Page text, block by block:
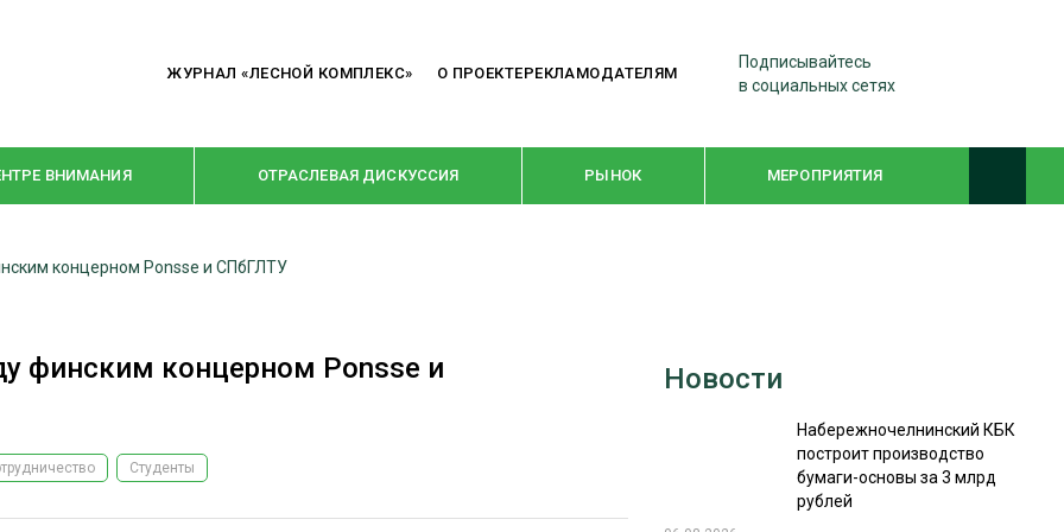
ЖУРНАЛ «ЛЕСНОЙ КОМПЛЕКС» О ПРОЕКТЕРЕКЛАМОДАТЕЛЯМ
Подписывайтесь
в социальных сетях
ВНИМАНИЯ ОТРАСЛЕВАЯ ДИСКУССИЯ РЫНОК МЕРОПРИЯТИЯ
РУБРИКИ
КРУПНЫМ ПЛАНОМ WOODEX-2021
СУШКА ДРЕВЕСИНЫ
концерном Ponsse и СПбГЛТУ
финским концерном Ponsse и
Студенты
Новости
Набережночелнинский КБК
построит производство
бумаги-основы за 3 млрд
рублей